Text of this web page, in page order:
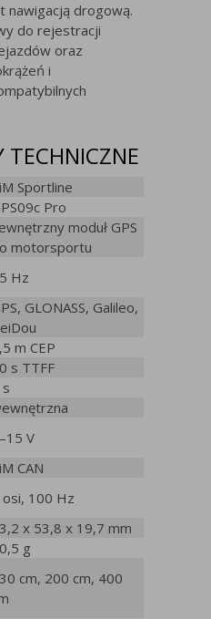
nawigacją drogową.
do rejestracji
oraz
i
TECHNICZNE
Sportline
Pro
moduł GPS
motorsportu
Hz
GLONASS, Galileo,
m CEP
s TTFF
V
CAN
100 Hz
x 53,8 x 19,7 mm
g
cm, 200 cm, 400